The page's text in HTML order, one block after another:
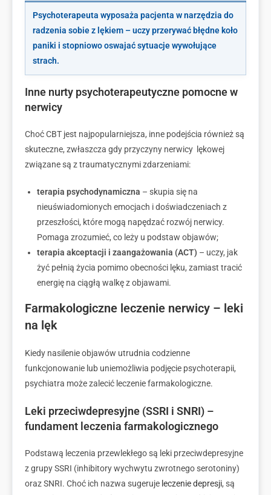
Psychoterapeuta wyposaża pacjenta w narzędzia do
radzenia sobie z lękiem – uczy przerywać błędne koło
paniki i stopniowo oswajać sytuacje wywołujące
strach.
Inne nurty psychoterapeutyczne pomocne w
nerwicy
Choć CBT jest najpopularniejsza, inne podejścia również są
skuteczne, zwłaszcza gdy przyczyny nerwicy lękowej
związane są z traumatycznymi zdarzeniami:
terapia psychodynamiczna – skupia się na
nieuświadomionych emocjach i doświadczeniach z
przeszłości, które mogą napędzać rozwój nerwicy.
Pomaga zrozumieć, co leży u podstaw objawów;
terapia akceptacji i zaangażowania (ACT) – uczy, jak
żyć pełnią życia pomimo obecności lęku, zamiast tracić
energię na ciągłą walkę z objawami.
Farmakologiczne leczenie nerwicy – leki
na lęk
Kiedy nasilenie objawów utrudnia codzienne
funkcjonowanie lub uniemożliwia podjęcie psychoterapii,
psychiatra może zalecić leczenie farmakologiczne.
Leki przeciwdepresyjne (SSRI i SNRI) –
fundament leczenia farmakologicznego
Podstawą leczenia przewlekłego są leki przeciwdepresyjne
z grupy SSRI (inhibitory wychwytu zwrotnego serotoniny)
oraz SNRI. Choć ich nazwa sugeruje leczenie depresji, są